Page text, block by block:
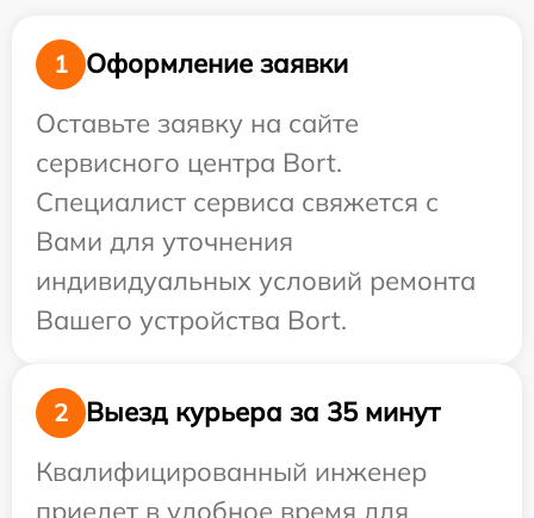
1
Оформление заявки
Оставьте заявку на сайте
сервисного центра Bort.
Специалист сервиса свяжется с
Вами для уточнения
индивидуальных условий ремонта
Вашего устройства Bort.
2
Выезд курьера за 35 минут
Квалифицированный инженер
приедет в удобное время для